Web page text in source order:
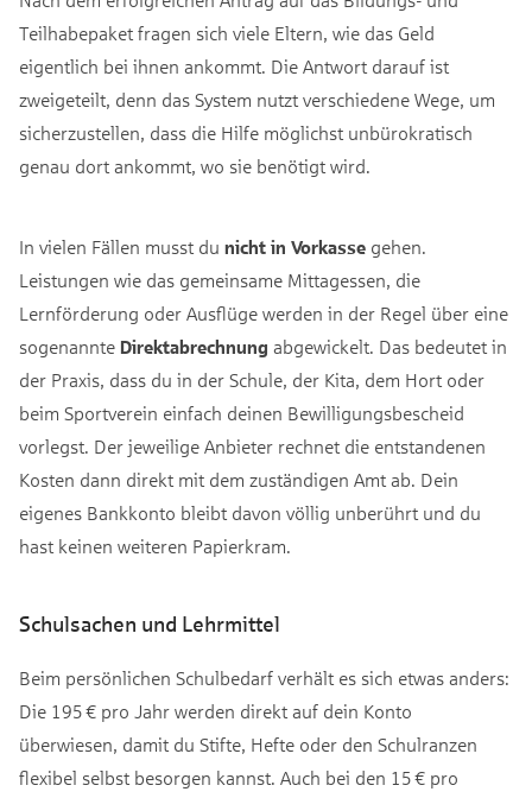
Teilhabepaket fragen sich viele Eltern, wie das Geld
eigentlich bei ihnen ankommt. Die Antwort darauf ist
zweigeteilt, denn das System nutzt verschiedene Wege, um
sicherzustellen, dass die Hilfe möglichst unbürokratisch
genau dort ankommt, wo sie benötigt wird.
In vielen Fällen musst du nicht in Vorkasse gehen.
Leistungen wie das gemeinsame Mittagessen, die
Lernförderung oder Ausflüge werden in der Regel über eine
sogenannte Direktabrechnung abgewickelt. Das bedeutet in
der Praxis, dass du in der Schule, der Kita, dem Hort oder
beim Sportverein einfach deinen Bewilligungsbescheid
vorlegst. Der jeweilige Anbieter rechnet die entstandenen
Kosten dann direkt mit dem zuständigen Amt ab. Dein
eigenes Bankkonto bleibt davon völlig unberührt und du
hast keinen weiteren Papierkram.
Schulsachen und Lehrmittel
Beim persönlichen Schulbedarf verhält es sich etwas anders:
Die 195 € pro Jahr werden direkt auf dein Konto
überwiesen, damit du Stifte, Hefte oder den Schulranzen
flexibel selbst besorgen kannst. Auch bei den 15 € pro